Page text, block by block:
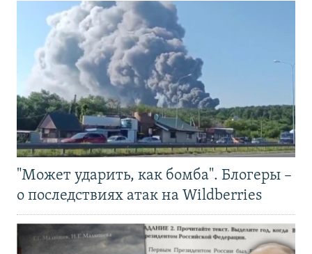
"Может ударить, как бомба". Блогеры –
о последствиях атак на Wildberries